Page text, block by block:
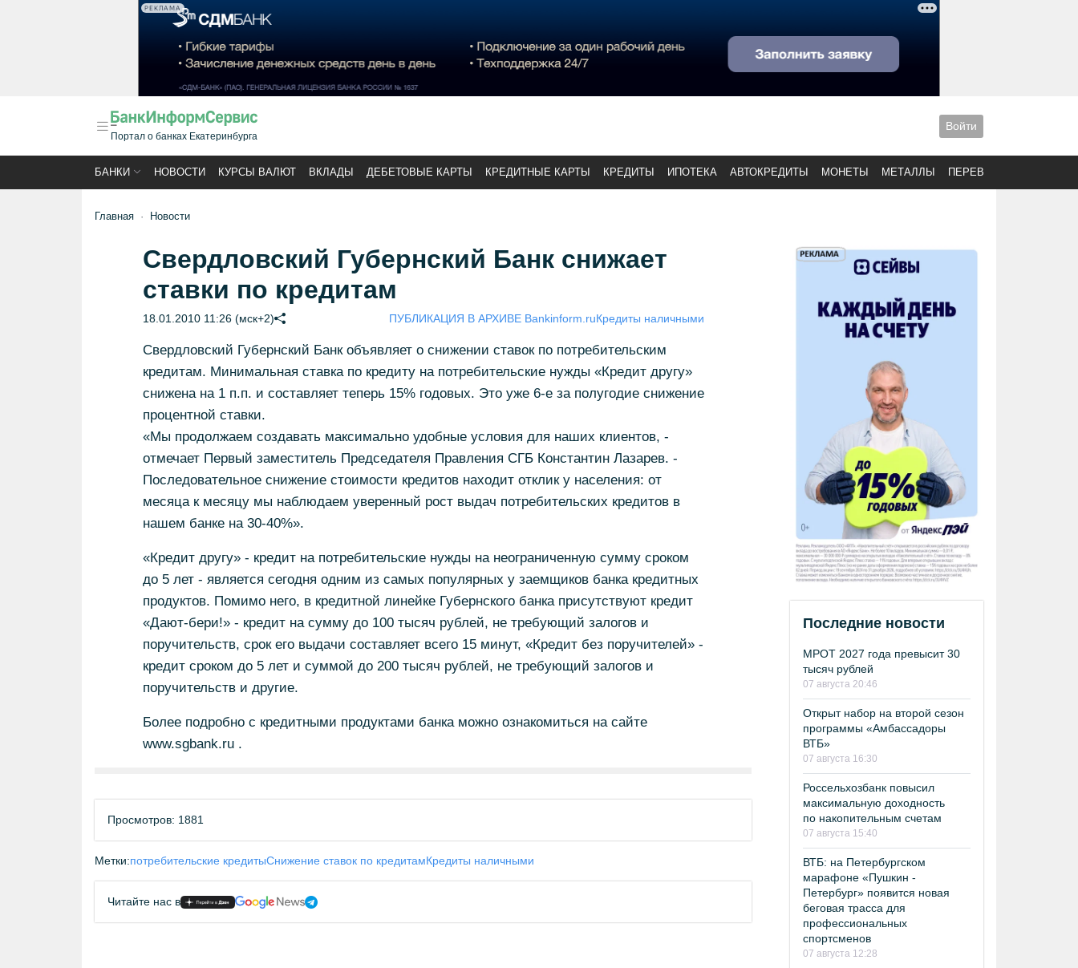
РЕКЛАМА
Портал о банках Екатеринбурга
Войти
БАНКИ НОВОСТИ КУРСЫ ВАЛЮТ ВКЛАДЫ ДЕБЕТОВЫЕ КАРТЫ КРЕДИТНЫЕ КАРТЫ КРЕДИТЫ ИПОТЕКА АВТОКРЕДИТЫ МОНЕТЫ МЕТАЛЛЫ ПЕРЕВОДЫ
Главная Новости
Свердловский Губернский Банк снижает
ставки по кредитам
18.01.2010 11:26 (мск+2) ПУБЛИКАЦИЯ В АРХИВЕ Bankinform.ruКредиты наличными
Свердловский Губернский Банк объявляет о снижении ставок по потребительским
кредитам. Минимальная ставка по кредиту на потребительские нужды «Кредит другу»
снижена на 1 п.п. и составляет теперь 15% годовых. Это уже 6-е за полугодие снижение
процентной ставки.
«Мы продолжаем создавать максимально удобные условия для наших клиентов, -
отмечает Первый заместитель Председателя Правления СГБ Константин Лазарев. -
Последовательное снижение стоимости кредитов находит отклик у населения: от
месяца к месяцу мы наблюдаем уверенный рост выдач потребительских кредитов в
нашем банке на 30-40%».
«Кредит другу» - кредит на потребительские нужды на неограниченную сумму сроком
до 5 лет - является сегодня одним из самых популярных у заемщиков банка кредитных
продуктов. Помимо него, в кредитной линейке Губернского банка присутствуют кредит
«Дают-бери!» - кредит на сумму до 100 тысяч рублей, не требующий залогов и
поручительств, срок его выдачи составляет всего 15 минут, «Кредит без поручителей» -
кредит сроком до 5 лет и суммой до 200 тысяч рублей, не требующий залогов и
поручительств и другие.
Более подробно с кредитными продуктами банка можно ознакомиться на сайте
www.sgbank.ru .
Просмотров: 1881
Метки:потребительские кредитыСнижение ставок по кредитамКредиты наличными
Читайте нас в
Последние новости
МРОТ 2027 года превысит 30
тысяч рублей
07 августа 20:46
Открыт набор на второй сезон
программы «Амбассадоры
ВТБ»
07 августа 16:30
Россельхозбанк повысил
максимальную доходность
по накопительным счетам
07 августа 15:40
ВТБ: на Петербургском
марафоне «Пушкин -
Петербург» появится новая
беговая трасса для
профессиональных
спортсменов
07 августа 12:28